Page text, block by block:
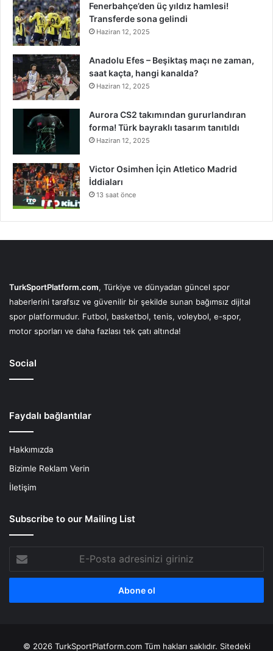
Fenerbahçe’den üç yıldız hamlesi!
Transferde sona gelindi
Haziran 12, 2025
Anadolu Efes – Beşiktaş maçı ne zaman,
saat kaçta, hangi kanalda?
Haziran 12, 2025
Aurora CS2 takımından gururlandıran
forma! Türk bayraklı tasarım tanıtıldı
Haziran 12, 2025
Victor Osimhen İçin Atletico Madrid
İddiaları
13 saat önce
TurkSportPlatform.com, Türkiye ve dünyadan güncel spor
haberlerini tarafsız ve güvenilir bir şekilde sunan bağımsız dijital
spor platformudur. Futbol, basketbol, tenis, voleybol, e-spor,
motor sporları ve daha fazlası tek çatı altında!
Social
Faydalı bağlantılar
Hakkımızda
Bizimle Reklam Verin
İletişim
Subscribe to our Mailing List
Posta
adresinizi
© 2026 TurkSportPlatform.com Tüm hakları saklıdır. Sitedeki